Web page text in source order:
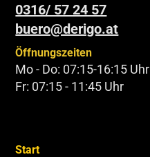
0316/ 57 24 57
buero@derigo.at
Öffnungszeiten
Mo - Do: 07:15-16:15 Uhr
Fr: 07:15 - 11:45 Uhr
Start